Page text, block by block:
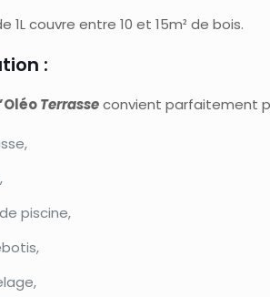
1L couvre entre 10 et 15m² de bois.
:
Terrasseconvient parfaitement
piscine,